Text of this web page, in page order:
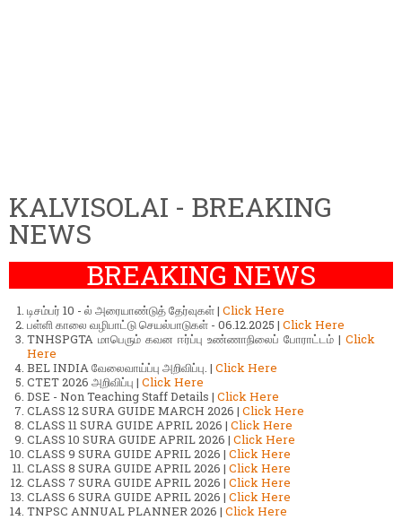
KALVISOLAI - BREAKING
NEWS
BREAKING NEWS
டிசம்பர் 10 - ல் அரையாண்டுத் தேர்வுகள் | Click Here
பள்ளி காலை வழிபாட்டு செயல்பாடுகள் - 06.12.2025 | Click Here
TNHSPGTA மாபெரும் கவன ஈர்ப்பு உண்ணாநிலைப் போராட்டம் | Click
Here
BEL INDIA வேலைவாய்ப்பு அறிவிப்பு. | Click Here
CTET 2026 அறிவிப்பு | Click Here
DSE - Non Teaching Staff Details | Click Here
CLASS 12 SURA GUIDE MARCH 2026 | Click Here
CLASS 11 SURA GUIDE APRIL 2026 | Click Here
CLASS 10 SURA GUIDE APRIL 2026 | Click Here
CLASS 9 SURA GUIDE APRIL 2026 | Click Here
CLASS 8 SURA GUIDE APRIL 2026 | Click Here
CLASS 7 SURA GUIDE APRIL 2026 | Click Here
CLASS 6 SURA GUIDE APRIL 2026 | Click Here
TNPSC ANNUAL PLANNER 2026 | Click Here